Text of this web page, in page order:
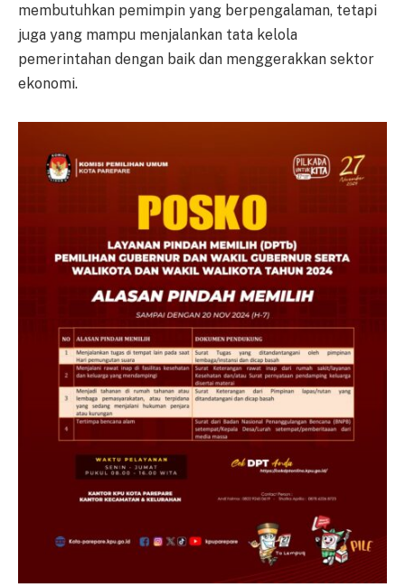
membutuhkan pemimpin yang berpengalaman, tetapi
juga yang mampu menjalankan tata kelola
pemerintahan dengan baik dan menggerakkan sektor
ekonomi.